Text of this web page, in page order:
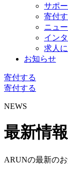
サポ
寄付
ニュ
イン
求人
お知らせ
寄付する
寄付する
NEWS
最新情報
ARUNの最新の